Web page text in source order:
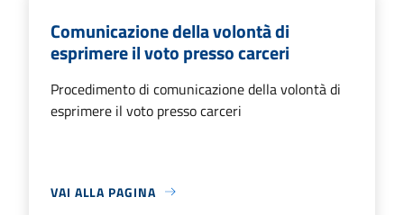
Comunicazione della volontà di
esprimere il voto presso carceri
Procedimento di comunicazione della volontà di
esprimere il voto presso carceri
VAI ALLA PAGINA